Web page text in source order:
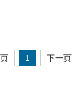
1 下一页